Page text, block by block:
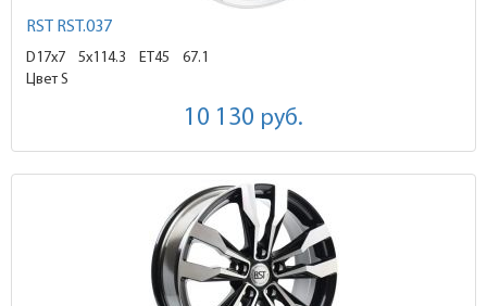
RST RST.037
D17x7 5x114.3 ET45
67.1
Цвет S
10 130 руб.